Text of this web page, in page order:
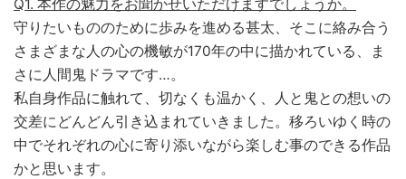
Q1. 本作の魅力をお聞かせいただけますでしょうか。
守りたいもののために歩みを進める甚太、そこに絡み合う
さまざまな人の心の機敏が170年の中に描かれている、ま
さに人間鬼ドラマです…。
私自身作品に触れて、切なくも温かく、人と鬼との想いの
交差にどんどん引き込まれていきました。移ろいゆく時の
中でそれぞれの心に寄り添いながら楽しむ事のできる作品
かと思います。